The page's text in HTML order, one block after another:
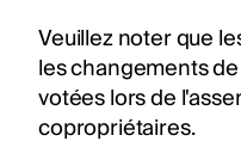
Veuillez noter que
les changements
votées lors de
copropriétaires.